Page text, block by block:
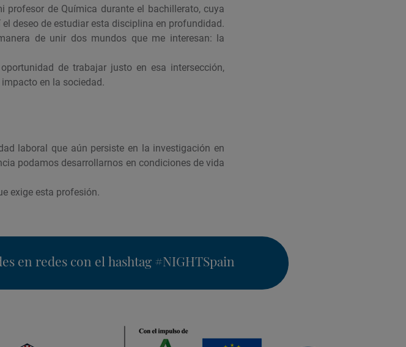
de Química durante el bachillerato, cuya
deseo de estudiar esta disciplina en profundidad.
de unir dos mundos que me interesan: la
de trabajar justo en esa intersección,
en la sociedad.
laboral que aún persiste en la investigación en
podamos desarrollarnos en condiciones de vida
exige esta profesión.
en redes con el hashtag #NIGHTSpain